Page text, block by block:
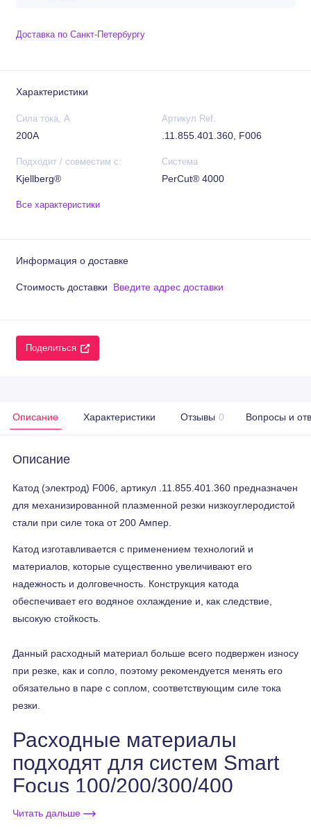
Доставка по Санкт-Петербургу
Характеристики
Сила тока, А
200А
Артикул Ref.
.11.855.401.360, F006
Подходит / совместим с:
Kjellberg®
Система
PerCut® 4000
Все характеристики
Информация о доставке
Стоимость доставки Введите адрес доставки
Поделиться
Описание Характеристики Отзывы 0 Вопросы и
Описание
Катод (электрод) F006, артикул .11.855.401.360 предназначен
для механизированной плазменной резки низкоуглеродистой
стали при силе тока от 200 Ампер.
Катод изготавливается с применением технологий и
материалов, которые существенно увеличивают его
надежность и долговечность. Конструкция катода
обеспечивает его водяное охлаждение и, как следствие,
высокую стойкость.
Данный расходный материал больше всего подвержен износу
при резке, как и сопло, поэтому рекомендуется менять его
обязательно в паре с соплом, соответствующим силе тока
резки.
Расходные материалы
подходят для систем Smart
Focus 100/200/300/400
(для плазмотронов PerCut®
Читать дальше